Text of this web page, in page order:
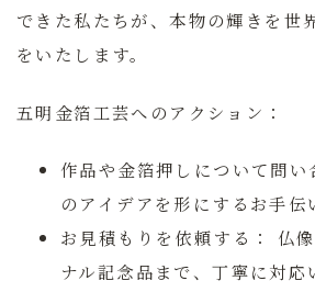
できた私たちが、本物の輝きを世
をいたします。
五明金箔工芸へのアクション：
作品や金箔押しについて問い
のアイデアを形にするお手伝
お見積もりを依頼する：
仏
ナル記念品まで、丁寧に対応